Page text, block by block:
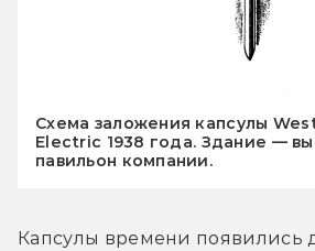
Схема заложения капсулы
Electric 1938 года. Здание —
павильон компании.
Капсулы времени появились